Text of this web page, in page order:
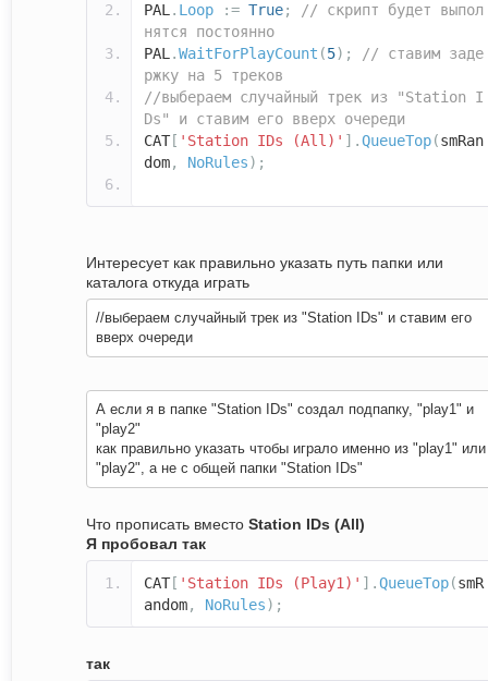
PAL . Loop := True;
// скрипт будет выпол
нятся постоянно
PAL .WaitForPlayCount (5);
// ставим заде
ржку на 5 треков
//выбераем случайный трек из "Station I
Ds" и ставим его вверх очереди
CAT [ 'Station IDs (All)' ].QueueTop(smRan
dom, NoRules);
Интересует как правильно указать путь папки или
каталога откуда играть
//выбераем случайный трек из "Station IDs" и ставим его
вверх очереди
А если я в папке "Station IDs" создал подпапку, "play1" и
"play2"
как правильно указать чтобы играло именно из "play1" или
"play2", а не с общей папки "Station IDs"
Что прописать вместо Station IDs (All)
Я пробовал так
CAT [ 'Station IDs (Play1)' ].QueueTop(smR
andom, NoRules);
так